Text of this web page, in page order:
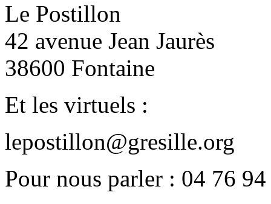
Le Postillon
42 avenue Jean Jaurès
38600 Fontaine
Et les virtuels :
lepostillon@gresille.org
Pour nous parler : 04 76